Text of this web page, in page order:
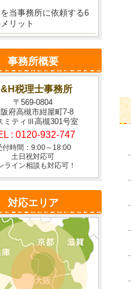
当事務所に依頼する6
リット
事務所概要
税理士事務所
〒569-0804
府高槻市紺屋町7-8
ミティⅢ高槻301号室
: 0120-932-747
付時間：9:00～18:00
土日祝対応可
ライン相談も対応可！
対応エリア